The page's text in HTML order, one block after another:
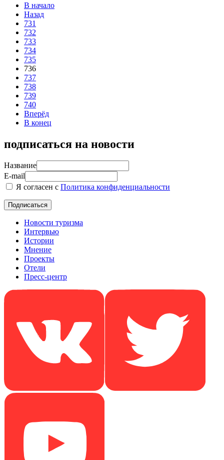
В начало
Назад
731
732
733
734
735
736
737
738
739
740
Вперёд
В конец
подписаться на новости
Название
E-mail
Я согласен с Политика конфиденциальности
Новости туризма
Интервью
Истории
Мнение
Проекты
Отели
Пресс-центр